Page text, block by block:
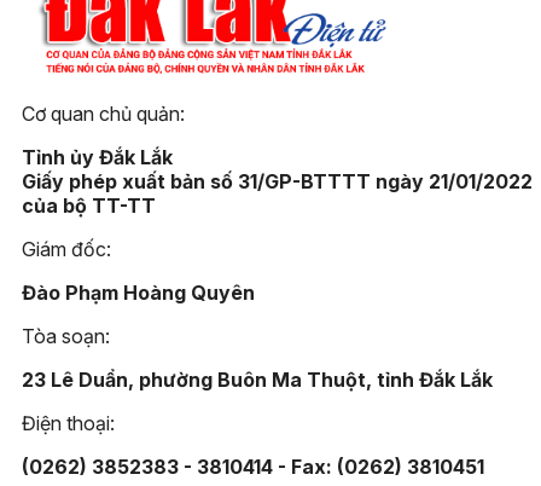
Cơ quan chủ quản:
Tỉnh ủy Đắk Lắk
Giấy phép xuất bản số 31/GP-BTTTT ngày 21/01/2022
của bộ TT-TT
Giám đốc:
Đào Phạm Hoàng Quyên
Tòa soạn:
23 Lê Duẩn, phường Buôn Ma Thuột, tỉnh Đắk Lắk
Điện thoại:
(0262) 3852383 - 3810414 - Fax: (0262) 3810451